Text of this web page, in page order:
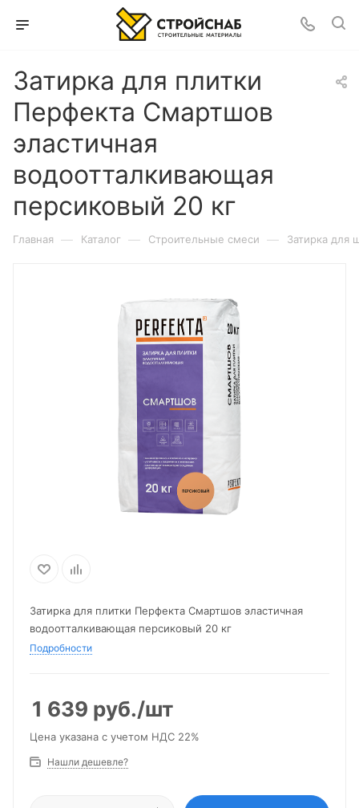
Затирка для плитки
Перфекта Смартшов
эластичная
водоотталкивающая
персиковый 20 кг
Главная — Каталог — Строительные смеси — Затирка для
Затирка для плитки Перфекта Смартшов эластичная
водоотталкивающая персиковый 20 кг
Подробности
1 639 руб./шт
Цена указана с учетом НДС 22%
Нашли дешевле?